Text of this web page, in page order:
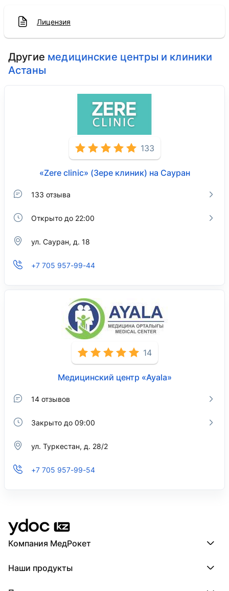
Лицензия
Другие медицинские центры и клиники
Астаны
133
«Zere clinic» (Зере клиник) на Сауран
133 отзыва
Открыто до 22:00
ул. Сауран, д. 18
+7 705 957-99-44
14
Медицинский центр «Ayala»
14 отзывов
Закрыто до 09:00
ул. Туркестан, д. 28/2
+7 705 957-99-54
Компания МедРокет
О YDoc
Наши продукты